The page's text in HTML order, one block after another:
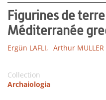
Figurines de
Méditerranée
Ergün LAFLI, Arthur MULLER
Collection
Archaiologia